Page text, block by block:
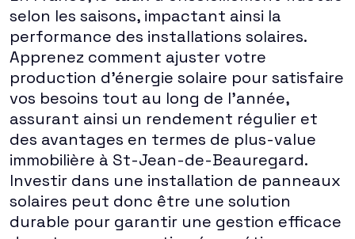
selon les saisons, impactant ainsi la
performance des installations solaires.
Apprenez comment ajuster votre
production d'énergie solaire pour satisfaire
vos besoins tout au long de l'année,
assurant ainsi un rendement régulier et
des avantages en termes de plus-value
immobilière à St-Jean-de-Beauregard.
Investir dans une installation de panneaux
solaires peut donc être une solution
durable pour garantir une gestion efficace